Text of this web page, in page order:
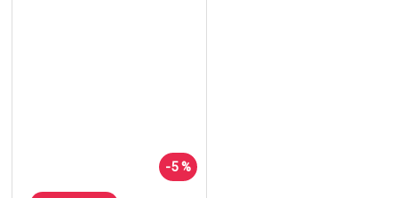
-5 %